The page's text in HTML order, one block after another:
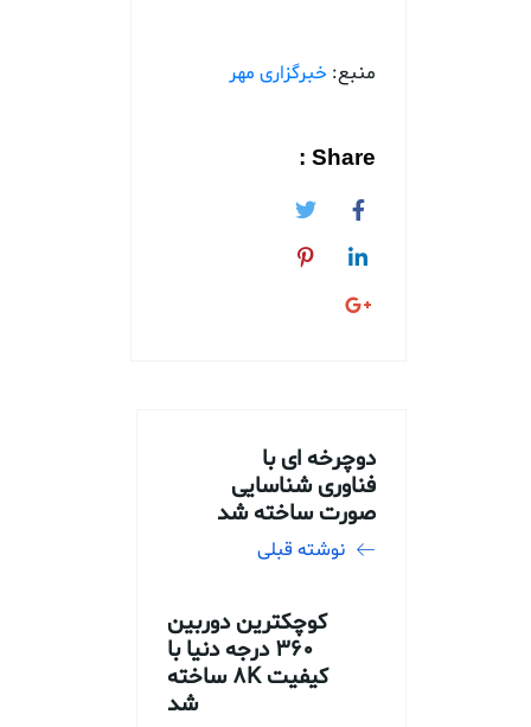
منبع: خبرگزاری مهر
Share :
دوچرخه ای با
فناوری شناسایی
صورت ساخته شد
نوشته قبلی
کوچکترین دوربین
۳۶۰ درجه دنیا با
کیفیت ۸K ساخته
شد